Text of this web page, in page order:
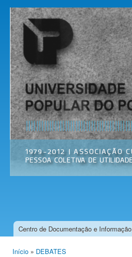
Universidade
Popular do
Porto
Associação
Cultural
Menu principal
Centro de Documentação e Informação
Início » DEBATES